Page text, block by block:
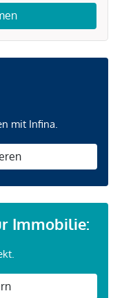
mit Infina.
Immobilie: